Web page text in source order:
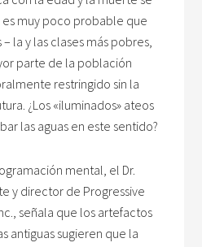
muy poco probable que
la y las clases más pobres,
parte de la población
restringido sin la
¿Los «iluminados» ateos
las aguas en este sentido?
mental, el Dr.
y director de Progressive
señala que los artefactos
antiguas sugieren que la